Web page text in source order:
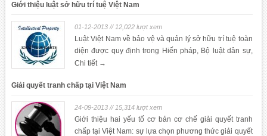
Giới thiệu luật sở hữu trí tuệ Việt Nam
01-12-2013 // 12,022 lượt xem
Luật Việt Nam về bảo vệ và quản lý sở hữu trí tuệ toàn
diện được quy định trong Hiến pháp, Bộ luật dân sự,
Luật Thương mại, Luật sở hữu trí tuệ của Việt Nam và
Chi tiết →
Giải quyết tranh chấp tại Việt Nam
24-09-2013 // 15,314 lượt xem
Giới thiệu hai yếu tố cơ bản cơ chế giải quyết tranh
chấp tại Việt Nam: sự lựa chọn phương thức giải quyết